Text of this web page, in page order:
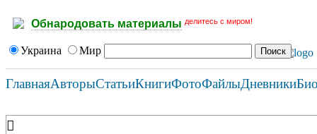
Обнародовать материалы делитесь с миром!
Украина Мир
ГлавнаяАвторыСтатьиКнигиФотоФайлыДневники